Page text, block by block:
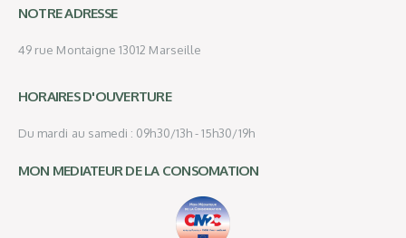
NOTRE ADRESSE
49 rue Montaigne 13012 Marseille
HORAIRES D'OUVERTURE
Du mardi au samedi : 09h30/13h - 15h30/19h
MON MEDIATEUR DE LA CONSOMATION